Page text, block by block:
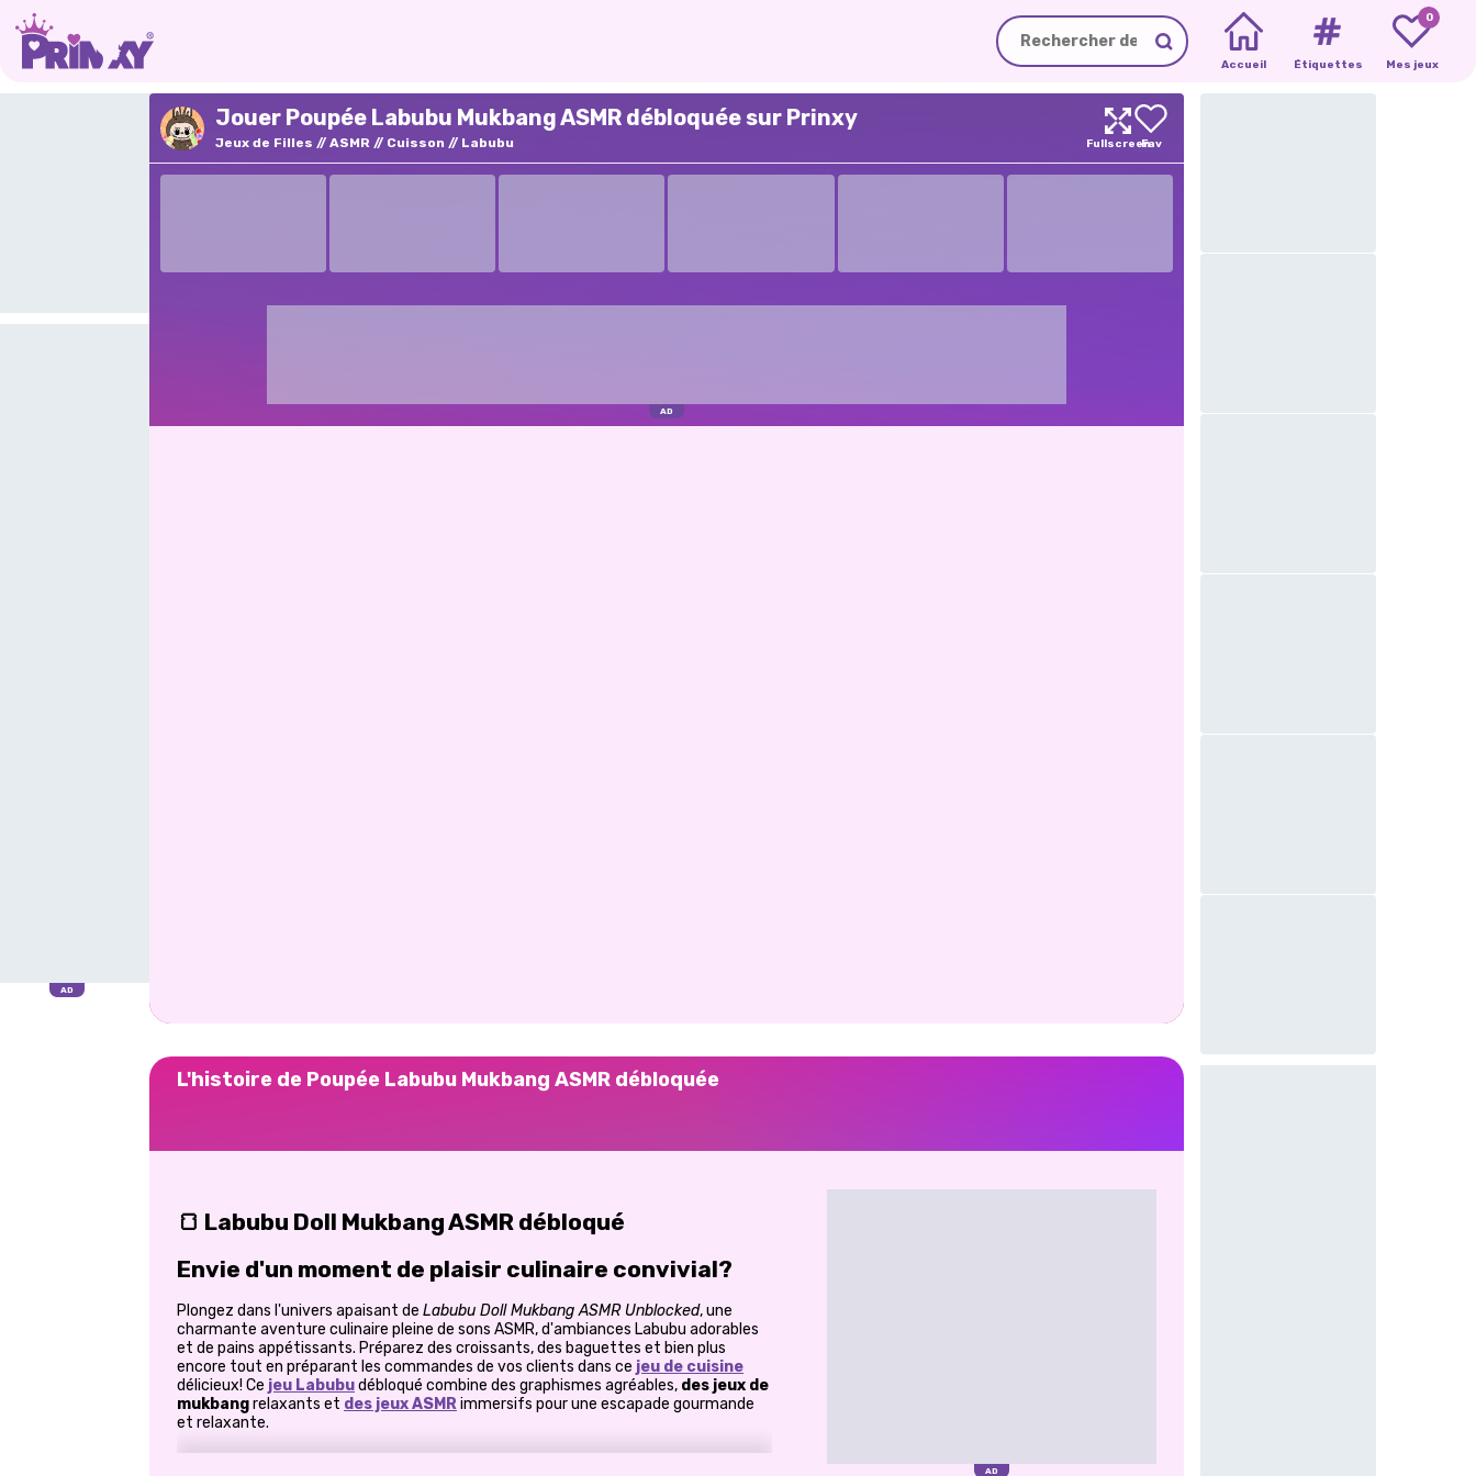
Accueil Étiquettes
0
Mes jeux
Jouer Poupée Labubu Mukbang ASMR débloquée sur Prinxy
Jeux de Filles ASMR Cuisson Labubu
L'histoire de Poupée Labubu Mukbang ASMR débloquée
🍞 Labubu Doll Mukbang ASMR débloqué
Envie d'un moment de plaisir culinaire convivial?
Plongez dans l'univers apaisant de Labubu Doll Mukbang ASMR Unblocked, une
charmante aventure culinaire pleine de sons ASMR, d'ambiances Labubu adorables
et de pains appétissants. Préparez des croissants, des baguettes et bien plus
encore tout en préparant les commandes de vos clients dans ce jeu de cuisine
délicieux! Ce jeu Labubudébloqué combine des graphismes agréables, des jeux de
mukbangrelaxants et des jeux ASMRimmersifs pour une escapade gourmande
et relaxante.